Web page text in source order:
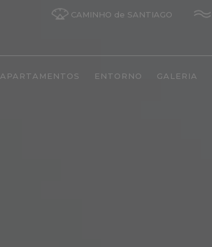
CAMINHO de SANTIAGO
APARTAMENTOS ENTORNO GALERIA